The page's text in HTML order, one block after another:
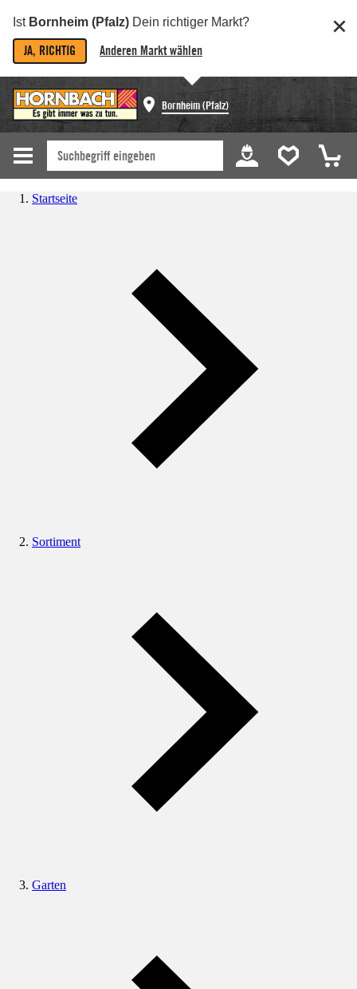
Ist Bornheim (Pfalz) Dein richtiger Markt?
JA, RICHTIG Anderen Markt wählen
Bornheim (Pfalz)
Startseite
Sortiment
Garten